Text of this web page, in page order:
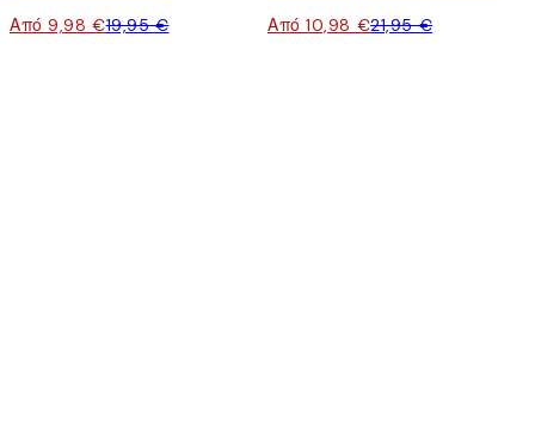
Από 9,98 €19,95 € Από 10,98 €21,95 €